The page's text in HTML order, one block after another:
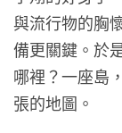
與流行物的胸
備更關鍵。於
哪裡？一座島
張的地圖。